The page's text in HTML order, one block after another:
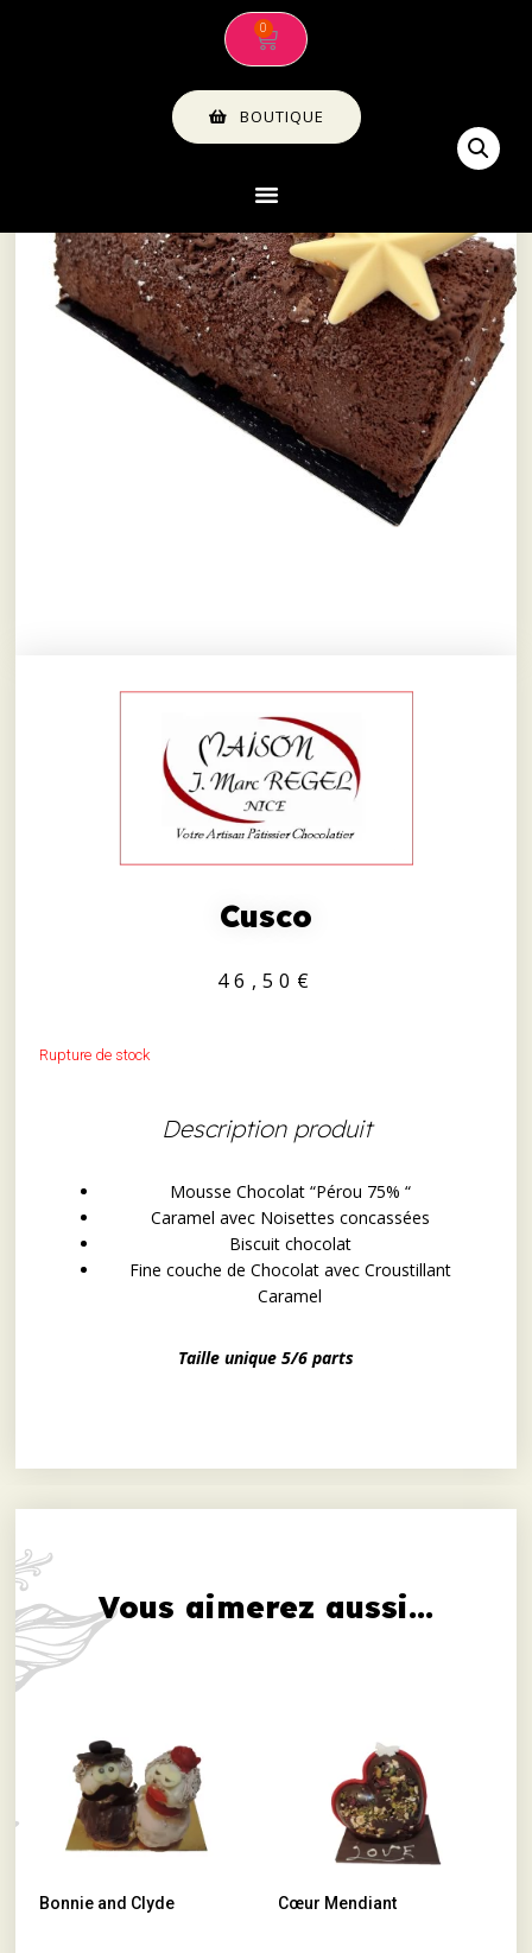
BOUTIQUE
Cusco
46,50 €
Rupture de stock
Description produit
Mousse Chocolat “Pérou 75% “
Caramel avec Noisettes concassées
Biscuit chocolat
Fine couche de Chocolat avec Croustillant
Caramel
Taille unique 5/6 parts
Vous aimerez aussi...
Bonnie and Clyde Cœur Mendiant